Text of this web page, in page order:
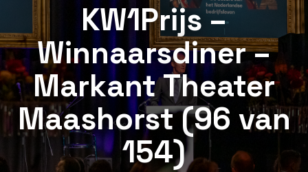
KW1Prijs –
Winnaarsdiner –
Markant Theater
Maashorst (96 van
154)